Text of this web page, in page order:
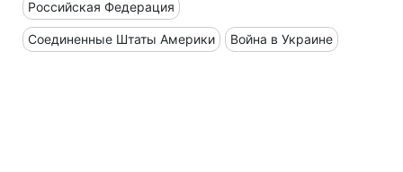
Российская Федерация
Соединенные Штаты Америки Война в Украине